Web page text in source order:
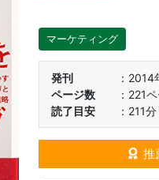
マーケティング
発刊
2014
ページ数
221
読了目安
211分
推